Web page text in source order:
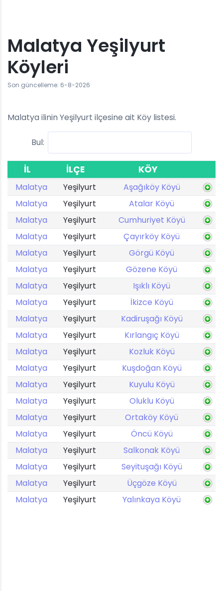
Malatya Yeşilyurt
Köyleri
Son güncelleme: 6-8-2026
Malatya ilinin Yeşilyurt ilçesine ait Köy listesi.
Bul:
İL İLÇE KÖY
Malatya Yeşilyurt
Aşağıköy Köyü
Malatya
Yeşilyurt
Atalar Köyü
Malatya
Yeşilyurt
Cumhuriyet Köyü
Malatya
Yeşilyurt
Çayırköy Köyü
Malatya
Yeşilyurt
Görgü Köyü
Malatya
Yeşilyurt
Gözene Köyü
Malatya
Yeşilyurt
Işıklı Köyü
Malatya
Yeşilyurt
İkizce Köyü
Malatya
Yeşilyurt
Kadiruşağı Köyü
Malatya
Yeşilyurt
Kırlangıç Köyü
Malatya
Yeşilyurt
Kozluk Köyü
Malatya
Yeşilyurt
Kuşdoğan Köyü
Malatya
Yeşilyurt
Kuyulu Köyü
Malatya
Yeşilyurt
Oluklu Köyü
Malatya
Yeşilyurt
Ortaköy Köyü
Malatya
Yeşilyurt
Öncü Köyü
Malatya
Yeşilyurt
Salkonak Köyü
Malatya
Yeşilyurt
Seyituşağı Köyü
Malatya
Yeşilyurt
Üçgöze Köyü
Malatya
Yeşilyurt Yalınkaya Köyü